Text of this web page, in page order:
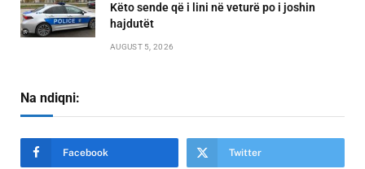
Këto sende që i lini në veturë po i joshin
hajdutët
AUGUST 5, 2026
Na ndiqni:
Facebook Twitter